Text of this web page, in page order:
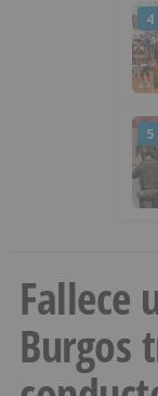
4
5
Fallece
Burgos